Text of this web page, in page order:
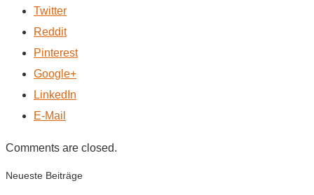
Twitter
Reddit
Pinterest
Google+
LinkedIn
E-Mail
Comments are closed.
Neueste Beiträge